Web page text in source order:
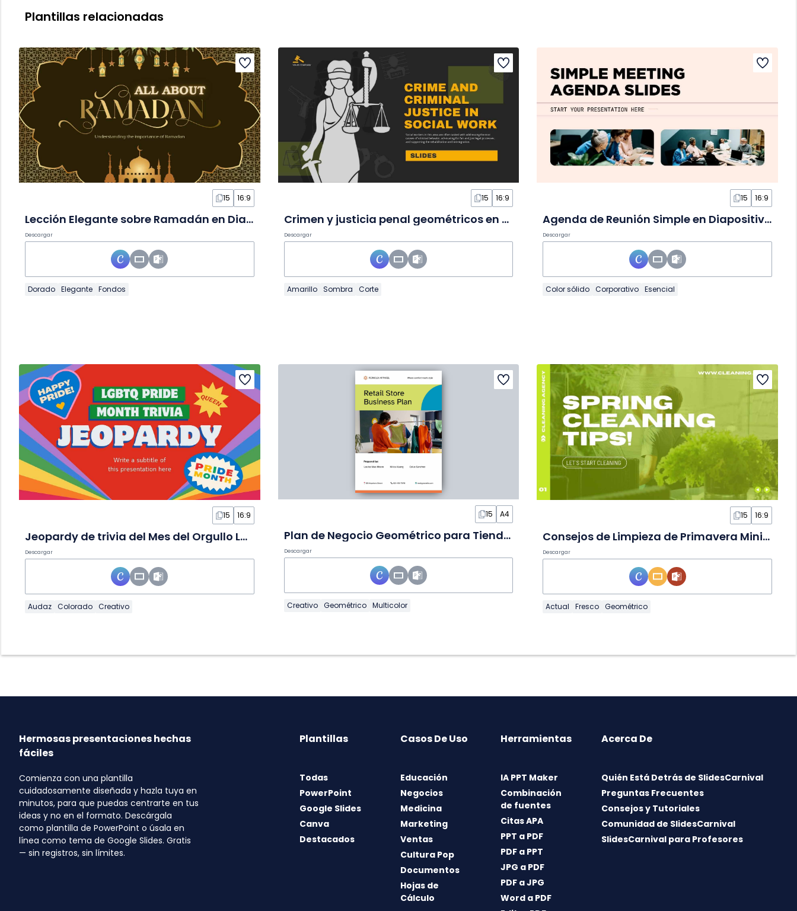
Plantillas relacionadas
15 16:9
Lección Elegante sobre Ramadán en Diapositivas
Descargar
Dorado Elegante Fondos
15 16:9
Crimen y justicia penal geométricos en diapositivas
Descargar
Amarillo Sombra Corte
15 16:9
Agenda de Reunión Simple en Diapositivas
Descargar
Color sólido Corporativo Esencial
15 16:9
Jeopardy de trivia del Mes del Orgullo LGBTQ+ Juego en Diapositivas
Descargar
Audaz Colorado Creativo
15 A4
Plan de Negocio Geométrico para Tienda Minorista en Diapositivas
Descargar
Creativo Geométrico Multicolor
15 16:9
Consejos de Limpieza de Primavera Minimalistas Modernos en Diapositivas
Descargar
Actual Fresco Geométrico
Hermosas presentaciones hechas
fáciles
Comienza con una plantilla
cuidadosamente diseñada y hazla tuya en
minutos, para que puedas centrarte en tus
ideas y no en el formato. Descárgala
como plantilla de PowerPoint o úsala en
línea como tema de Google Slides. Gratis
— sin registros, sin límites.
Plantillas
Todas
PowerPoint
Google Slides
Canva
Destacados
Casos De Uso
Educación
Negocios
Medicina
Marketing
Ventas
Cultura Pop
Documentos
Hojas de
Cálculo
Herramientas
IA PPT Maker
Combinación
de fuentes
Citas APA
PPT a PDF
PDF a PPT
JPG a PDF
PDF a JPG
Word a PDF
Acerca De
Quién Está Detrás de SlidesCarnival
Preguntas Frecuentes
Consejos y Tutoriales
Comunidad de SlidesCarnival
SlidesCarnival para Profesores